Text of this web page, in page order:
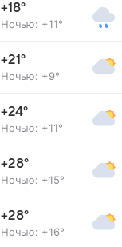
+18°
Ночью: +11°
+21°
Ночью: +9°
+24°
Ночью: +11°
+28°
Ночью: +15°
+28°
Ночью: +16°